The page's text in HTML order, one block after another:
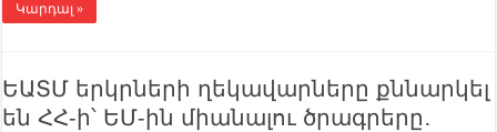
Կարդալ »
ԵԱՏՄ երկրների ղեկավարները քննարկել
են ՀՀ-ի՝ ԵՄ-ին միանալու ծրագրերը․